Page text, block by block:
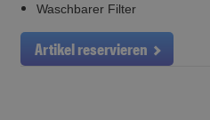
Waschbarer Filter
Artikel reservieren